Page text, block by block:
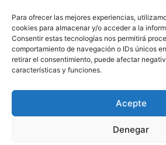
Para ofrecer las mejores experiencias,
cookies para almacenar y/o acceder a la
Consentir estas tecnologías nos permitirá
comportamiento de navegación o IDs únicos
retirar el consentimiento, puede afectar
características y funciones.
Acepte
Denegar
BROKERAGE
CHARTER
AMARRES
MANTENIMIENTO
NOTICIAS
POLÍTICA DE COOKIES